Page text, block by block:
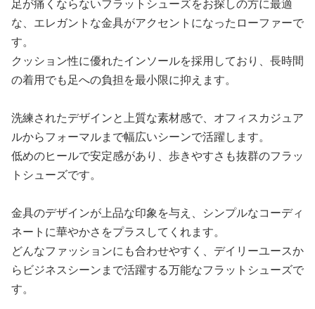
足が痛くならないフラットシューズをお探しの方に最適
な、エレガントな金具がアクセントになったローファーで
す。
クッション性に優れたインソールを採用しており、長時間
の着用でも足への負担を最小限に抑えます。
洗練されたデザインと上質な素材感で、オフィスカジュア
ルからフォーマルまで幅広いシーンで活躍します。
低めのヒールで安定感があり、歩きやすさも抜群のフラッ
トシューズです。
金具のデザインが上品な印象を与え、シンプルなコーディ
ネートに華やかさをプラスしてくれます。
どんなファッションにも合わせやすく、デイリーユースか
らビジネスシーンまで活躍する万能なフラットシューズで
す。